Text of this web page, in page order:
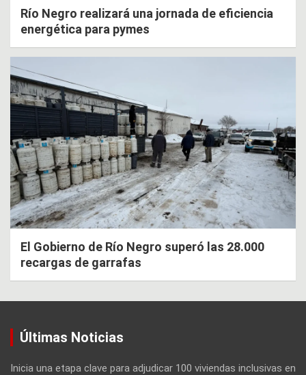
Río Negro realizará una jornada de eficiencia
energética para pymes
El Gobierno de Río Negro superó las 28.000
recargas de garrafas
Últimas Noticias
Inicia una etapa clave para adjudicar 100 viviendas inclusivas en